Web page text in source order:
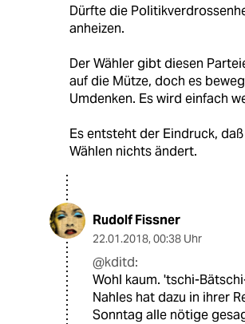
Dürfte die
anheizen.
Der Wähler gibt diesen
auf die Mütze, doch es
Umdenken. Es wird einfach
Es entsteht der Eindruck,
Wählen nichts ändert.
Rudolf Fissner
22.01.2018, 00:38 Uhr
@kditd:
Wohl kaum. 'tschi-
Nahles hat dazu in ihrer
Sonntag alle nötige